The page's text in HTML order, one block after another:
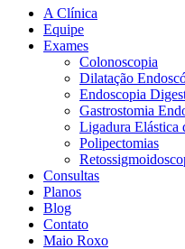
A Clínica
Equipe
Exames
Colonoscopia
Dilatação
Endoscopia
Gastrostomia
Ligadura Elástica
Polipectomias
Consultas
Planos
Blog
Contato
Maio Roxo